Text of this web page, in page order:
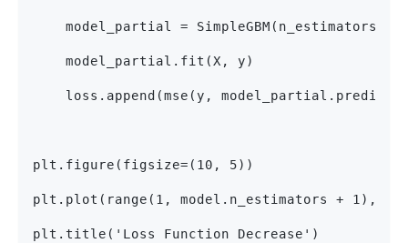
model_partial =
    model_partial.fit(X, y)
loss.append(mse(y,
plt.figure(figsize=(10, 5))
plt.plot(range(1, model.n_estimators + 1),
plt.title('Loss Function Decrease')